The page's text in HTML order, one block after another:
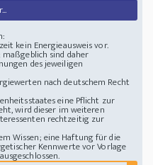
kein Energieausweis vor.
sind daher
des jeweiligen
nach deutschem Recht
eine Pflicht zur
wird dieser im weiteren
rechtzeitig zur
Wissen; eine Haftung für die
Kennwerte vor Vorlage